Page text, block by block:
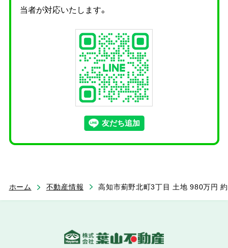
当者が対応いたします。
ホーム 不動産情報 高知市薊野北町3丁目 土地 980万円